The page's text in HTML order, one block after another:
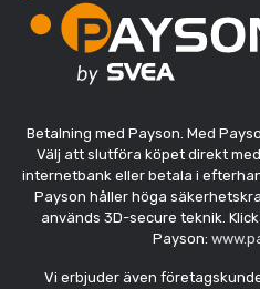
Betalning med Payson. Med
Välj att slutföra köpet direkt
internetbank eller betala i
Payson håller höga
används 3D-secure teknik.
Payson:
Vi erbjuder även